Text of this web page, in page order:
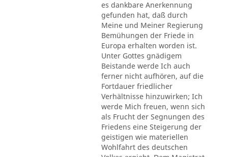
es dankbare Anerkennung
gefunden hat, daß durch
Meine und Meiner Regierung
Bemühungen der Friede in
Europa erhalten worden ist.
Unter Gottes gnädigem
Beistande werde Ich auch
ferner nicht aufhören, auf die
Fortdauer friedlicher
Verhältnisse hinzuwirken; Ich
werde Mich freuen, wenn sich
als Frucht der Segnungen des
Friedens eine Steigerung der
geistigen wie materiellen
Wohlfahrt des deutschen